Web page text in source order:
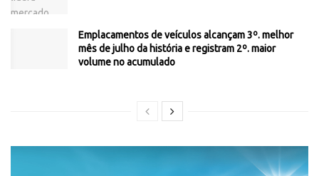
Emplacamentos de veículos alcançam 3º. melhor
mês de julho da história e registram 2º. maior
volume no acumulado